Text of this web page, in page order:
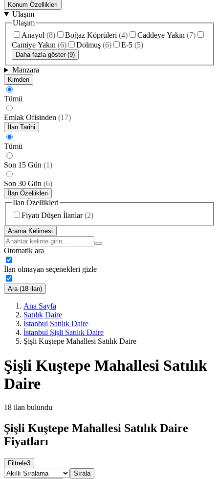
Konum Özellikleri
Ulaşım
Ulaşım
Anayol (8) Boğaz Köprüleri (4) Caddeye Yakın (7)
Camiye Yakın (6) Dolmuş (6) E-5 (5)
Daha fazla göster (9)
Manzara
Kimden
Tümü
Emlak Ofisinden (17)
İlan Tarihi
Tümü
Son 15 Gün (1)
Son 30 Gün (6)
İlan Özellikleri
İlan Özellikleri
Fiyatı Düşen İlanlar (2)
Arama Kelimesi
Otomatik ara
İlan olmayan seçenekleri gizle
Ara (18 ilan)
Ana Sayfa
Satılık Daire
İstanbul Satılık Daire
İstanbul Şişli Satılık Daire
Şişli Kuştepe Mahallesi Satılık Daire
Şişli Kuştepe Mahallesi Satılık
Daire
18 ilan bulundu
Şişli Kuştepe Mahallesi Satılık Daire
Fiyatları
Filtrele3
Sırala